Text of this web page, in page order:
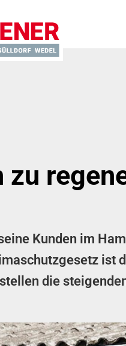
Kunden im
ist
die